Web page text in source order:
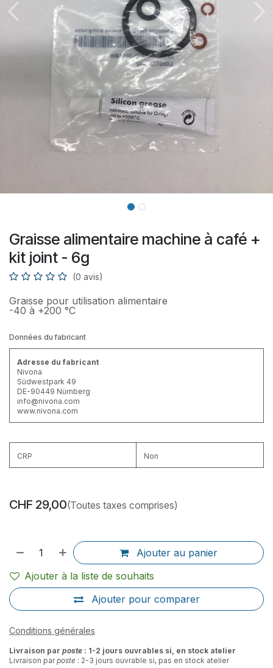
Graisse alimentaire machine à café +
kit joint - 6g
(0 avis)
Graisse pour utilisation alimentaire
-40 à +200 °C
Données du fabricant
Adresse du fabricant
Nivona
Südwestpark 49
DE-90449 Nürnberg
info@nivona.com
www.nivona.com
CRP Non
CHF 29,00(Toutes taxes comprises)
Ajouter au panier
Ajouter pour comparer
Ajouter à la liste de souhaits
Conditions générales
Livraison par poste : 1-2 jours ouvrables si, en stock atelier
Livraison parposte : 2-3 jours ouvrable si, pas en stock atelier